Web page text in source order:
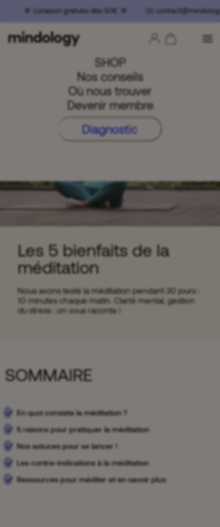
gratuite dès 50€ ☀️ ✉️
SHOP
Nos conseils
Où nous trouver
Devenir membre
Diagnostic
Les 5 bienfaits de la
méditation
Nous avons testé la méditation pendant 30 jours :
10 minutes chaque matin. Clarté mental, gestion
du stress : on vous raconte !
SOMMAIRE
En quoi consiste la méditation ?
5 raisons pour pratiquer la méditation
Nos astuces pour se lancer !
Les contre-indications à la méditation
Ressources pour méditer et en savoir plus